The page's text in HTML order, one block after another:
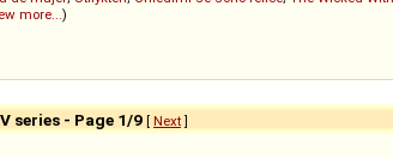
more...)
series - Page 1/9 [ Next]